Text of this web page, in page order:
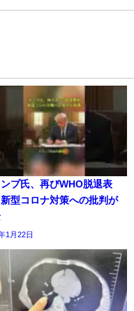
ンプ氏、再びWHO脱退表
型コロナ対策への批判が
1月22日